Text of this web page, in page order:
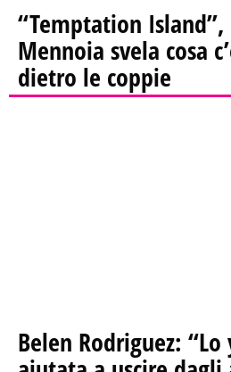
“Temptation
Mennoia svela cosa
dietro le coppie
Belen Rodriguez: